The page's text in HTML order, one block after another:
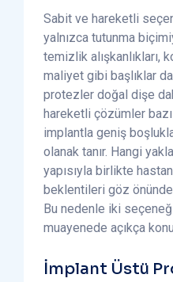
Sabit ve hareketli
yalnızca tutunma
temizlik alışkanlıkları,
maliyet gibi başlıklar
protezler doğal dişe
hareketli çözümler
implantla geniş
olanak tanır. Hangi
yapısıyla birlikte
beklentileri göz
Bu nedenle iki
muayenede açıkça
İmplant Üstü